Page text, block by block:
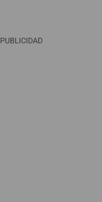
PUBLICIDAD